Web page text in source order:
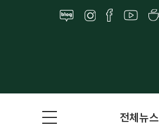
전체뉴스